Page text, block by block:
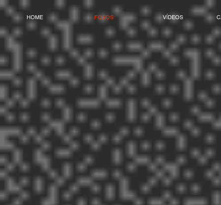
HOME FOTOS VÍDEOS